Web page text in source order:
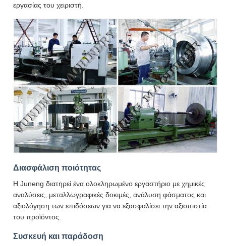
εργασίας του χειριστή.
Διασφάλιση ποιότητας
Η Juneng διατηρεί ένα ολοκληρωμένο εργαστήριο με χημικές
αναλύσεις, μεταλλωγραφικές δοκιμές, ανάλυση φάσματος και
αξιολόγηση των επιδόσεων για να εξασφαλίσει την αξιοπιστία
του προϊόντος.
Συσκευή και παράδοση